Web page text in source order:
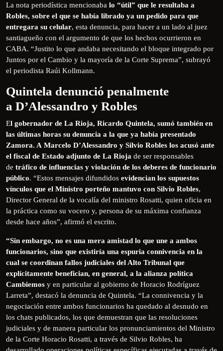
La nota periodística mencionaba lo “útil” que le resultaba a
Robles, sobre el que se había librado ya un pedido para que
entregara su celular, esta denuncia, para hacer a un lado al juez
santiagueño con el argumento de que los hechos ocurrieron en
CABA. “Justito lo que andaba necesitando el bloque integrado por
Juntos por el Cambio y la mayoría de la Corte Suprema”, subrayó
el periodista Raúi Kollmann.
Quintela denunció penalmente
a D’Alessandro y Robles
El gobernador de La Rioja, Ricardo Quintela, sumó también en
las últimas horas su denuncia a la que ya había presentado
Zamora. A Marcelo D’Alessandro y Silvio Robles los acusó ante
el fiscal de Estado adjunto de La Rioja de ser responsables
de tráfico de influencias y violación de los deberes de funcionario
público. “Estos mensajes difundidos evidencian los supuestos
vínculos que el Ministro porteño mantuvo con Silvio Robles,
Director General de la vocalía del ministro Rosatti, quien oficia en
la práctica como su vocero y, persona de su máxima confianza
desde hace años”, afirmó el escrito.
“Sin embargo, no es una mera amistad lo que une a ambos
funcionarios, sino que existiría una espuria connivencia en la
cual se coordinan fallos judiciales del Alto Tribunal que
explícitamente benefician, en general, a la alianza política
Cambiemos y en particular al gobierno de Horacio Rodríguez
Larreta”, destacó la denuncia de Quintela. “La connivencia y la
negociación entre ambos funcionarios ha quedado al desnudo en
los chats publicados, los que demuestran que las resoluciones
judiciales y de manera particular los pronunciamientos del Ministro
de la Corte Horacio Rosatti, a través de Silvio Robles, ha